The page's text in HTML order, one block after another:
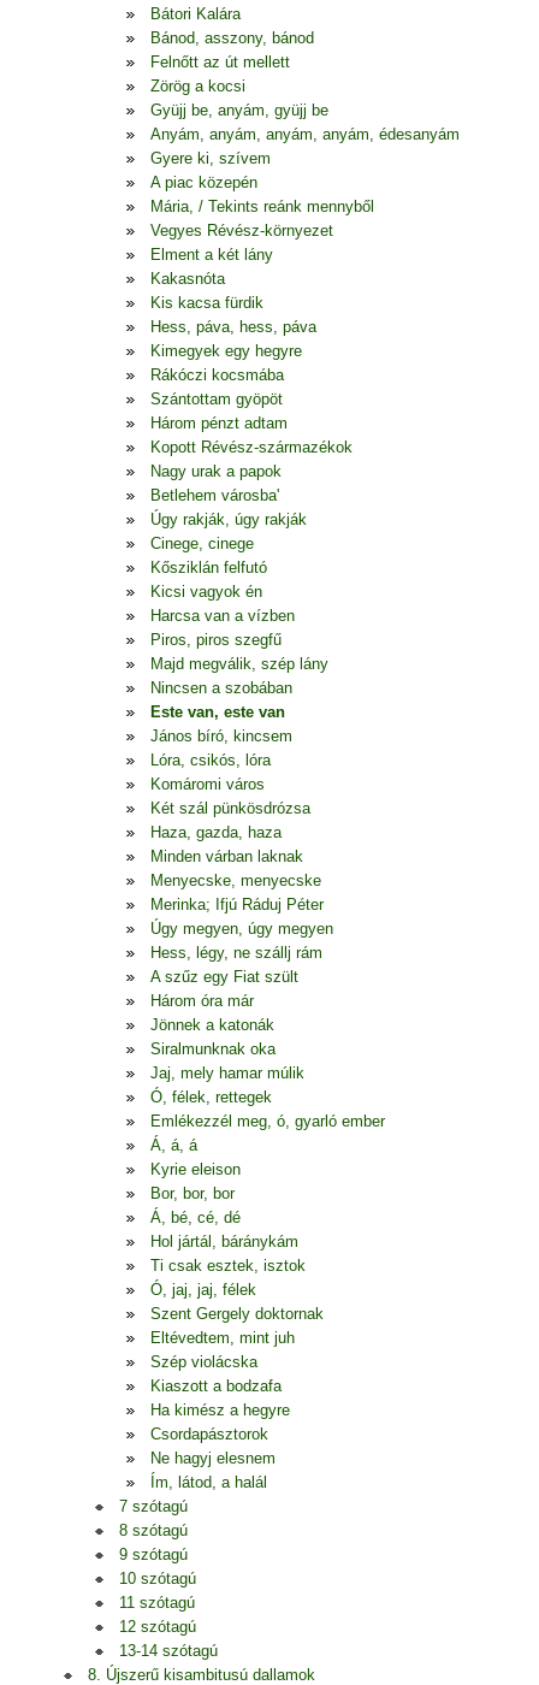
Bátori Kalára
Bánod, asszony, bánod
Felnőtt az út mellett
Zörög a kocsi
Gyüjj be, anyám, gyüjj be
Anyám, anyám, anyám, anyám, édesanyám
Gyere ki, szívem
A piac közepén
Mária, / Tekints reánk mennyből
Vegyes Révész-környezet
Elment a két lány
Kakasnóta
Kis kacsa fürdik
Hess, páva, hess, páva
Kimegyek egy hegyre
Rákóczi kocsmába
Szántottam gyöpöt
Három pénzt adtam
Kopott Révész-származékok
Nagy urak a papok
Betlehem városba'
Úgy rakják, úgy rakják
Cinege, cinege
Kősziklán felfutó
Kicsi vagyok én
Harcsa van a vízben
Piros, piros szegfű
Majd megválik, szép lány
Nincsen a szobában
Este van, este van
János bíró, kincsem
Lóra, csikós, lóra
Komáromi város
Két szál pünkösdrózsa
Haza, gazda, haza
Minden várban laknak
Menyecske, menyecske
Merinka; Ifjú Ráduj Péter
Úgy megyen, úgy megyen
Hess, légy, ne szállj rám
A szűz egy Fiat szült
Három óra már
Jönnek a katonák
Siralmunknak oka
Jaj, mely hamar múlik
Ó, félek, rettegek
Emlékezzél meg, ó, gyarló ember
Á, á, á
Kyrie eleison
Bor, bor, bor
Á, bé, cé, dé
Hol jártál, báránykám
Ti csak esztek, isztok
Ó, jaj, jaj, félek
Szent Gergely doktornak
Eltévedtem, mint juh
Szép violácska
Kiaszott a bodzafa
Ha kimész a hegyre
Csordapásztorok
Ne hagyj elesnem
Ím, látod, a halál
7 szótagú
8 szótagú
9 szótagú
10 szótagú
11 szótagú
12 szótagú
13-14 szótagú
8. Újszerű kisambitusú dallamok